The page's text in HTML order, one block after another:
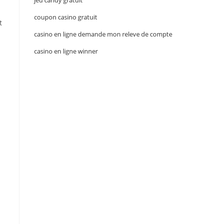
coupon casino gratuit
casino en ligne demande mon releve de compte
casino en ligne winner